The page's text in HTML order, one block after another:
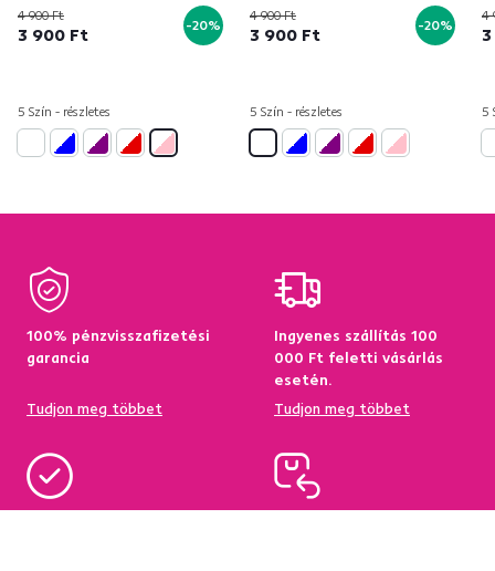
4 900 Ft
3 900 Ft -20%
5 Szín - részletes
4 900 Ft
3 900 Ft -20%
5 Szín - részletes
4
5
100% pénzvisszafizetési
garancia
Tudjon meg többet
Ingyenes szállítás 100
000 Ft feletti vásárlás
esetén.
Tudjon meg többet